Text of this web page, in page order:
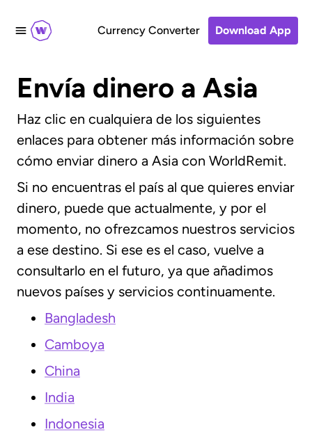
Currency Converter Download App
Envía dinero a Asia
Haz clic en cualquiera de los siguientes
enlaces para obtener más información sobre
cómo enviar dinero a Asia con WorldRemit.
Si no encuentras el país al que quieres enviar
dinero, puede que actualmente, y por el
momento, no ofrezcamos nuestros servicios
a ese destino. Si ese es el caso, vuelve a
consultarlo en el futuro, ya que añadimos
nuevos países y servicios continuamente.
Bangladesh
Camboya
China
India
Indonesia